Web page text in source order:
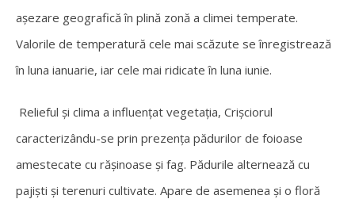
așezare geografică în plină zonă a climei temperate.
Valorile de temperatură cele mai scăzute se înregistrează
în luna ianuarie, iar cele mai ridicate în luna iunie.
Relieful și clima a influențat vegetația, Crișciorul
caracterizându-se prin prezența pădurilor de foioase
amestecate cu rășinoase și fag. Pădurile alternează cu
pajiști și terenuri cultivate. Apare de asemenea și o floră